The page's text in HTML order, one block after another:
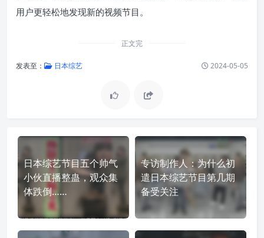
用户更轻松地发现新的视频节目。
正文完
发表至： 日本综艺 2024-05-05
日本综艺节目五个帅气
小伙直播整蛊，观众集
体跌倒……
专访制作人：为什么初
遣日本综艺节目第几期
备受关注